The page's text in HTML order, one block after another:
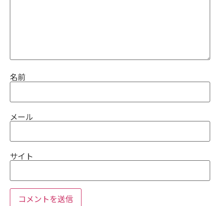
名前
メール
サイト